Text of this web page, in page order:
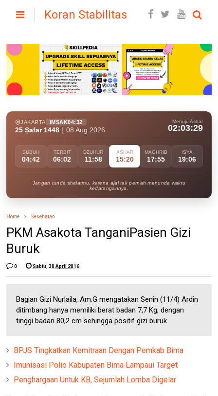
Koran Stabilitas
JAKARTA IMSAK04:32
25 Ṣafar 1448 08 Aug 2026
Menuju Ashar
02:03:28
SUBUH
04:42
TERBIT
06:02
DZUHUR
11:58
ASHAR
15:20
MAGHRIB
17:55
ISYA
19:06
Jangan tunda shalatmu, karena ajal tak pernah menunda waktu
kedatangannya.
Home Kesehatan
PKM Asakota TanganiPasien Gizi
Buruk
0 Sabtu, 30 April 2016
Bagian Gizi Nurlaila, Am.G mengatakan Senin (11/4) Ardin
ditimbang hanya memiliki berat badan 7,7 Kg, dengan
tinggi badan 80,2 cm sehingga positif gizi buruk
BPJS Tingkatkan Kemitraan Dengan Pemkab Bima
Imunisasi Polio Kabupaten Bima Lampaui Target
Penghargaan Untuk KB, Sejumlah Lomba Digelar